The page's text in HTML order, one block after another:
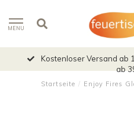
MENU
Kostenloser Versand ab
ab
Startseite / Enjoy Fires